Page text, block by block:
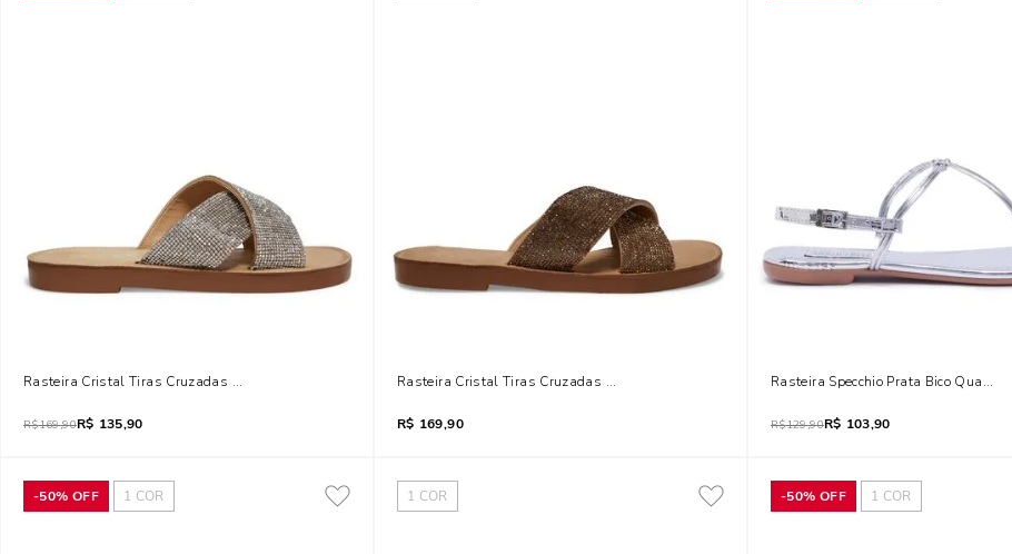
Rasteira Cristal Tiras Cruzadas Prata
R$169,90R$ 135,90
Rasteira Cristal Tiras Cruzadas Marrom
R$ 169,90
Rasteira Specchio Prata Bico Quadrado
R$129,90R$ 103,90
-50% OFF 1 COR 1 COR -50% OFF 1 COR